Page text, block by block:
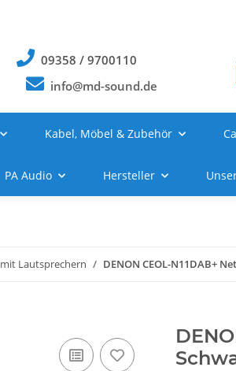
09358 / 9700110
info@md-sound.de
Kabel, Möbel & Zubehör
PA Audio Hersteller
mit Lautsprechern DENON CEOL-N11DAB+